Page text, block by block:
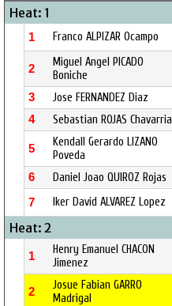
Heat: 1
1 Franco ALPIZAR Ocampo
2
Miguel Angel PICADO
Boniche
3 Jose FERNANDEZ Diaz
4 Sebastian ROJAS Chavarria
5
Kendall Gerardo LIZANO
Poveda
6 Daniel Joao QUIROZ Rojas
7 Iker David ALVAREZ Lopez
Heat: 2
1
Henry Emanuel CHACON
Jimenez
2
Josue Fabian GARRO
Madrigal